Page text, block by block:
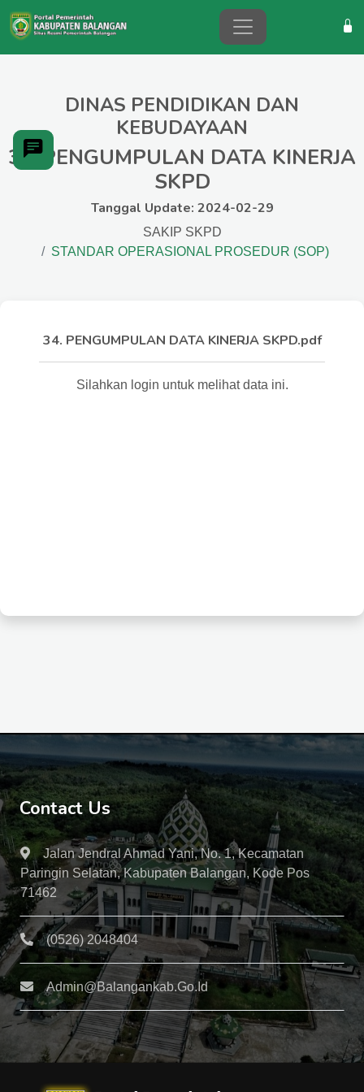
DINAS PENDIDIKAN DAN
KEBUDAYAAN
34. PENGUMPULAN DATA KINERJA
SKPD
Tanggal Update: 2024-02-29
SAKIP SKPD
STANDAR OPERASIONAL PROSEDUR (SOP)
34. PENGUMPULAN DATA KINERJA SKPD.pdf
Silahkan login untuk melihat data ini.
Contact Us
Jalan Jendral Ahmad Yani, No. 1, Kecamatan
Paringin Selatan, Kabupaten Balangan, Kode Pos
71462
(0526) 2048404
Admin@balangankab.go.id